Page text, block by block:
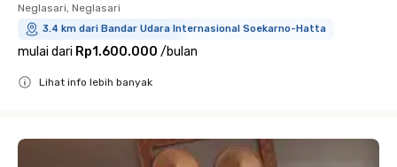
Neglasari, Neglasari
3.4 km dari Bandar Udara Internasional Soekarno-Hatta
mulai dari Rp1.600.000 /bulan
Lihat info lebih banyak